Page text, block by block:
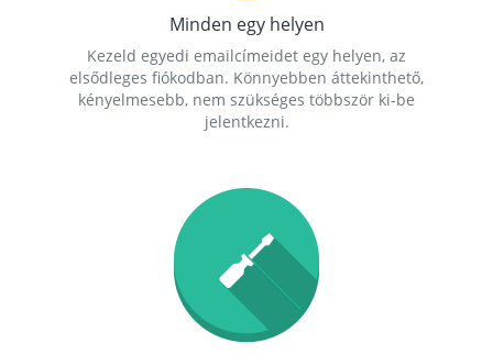
Minden egy helyen
Kezeld egyedi emailcímeidet egy helyen, az
elsődleges fiókodban. Könnyebben áttekinthető,
kényelmesebb, nem szükséges többször ki-be
jelentkezni.